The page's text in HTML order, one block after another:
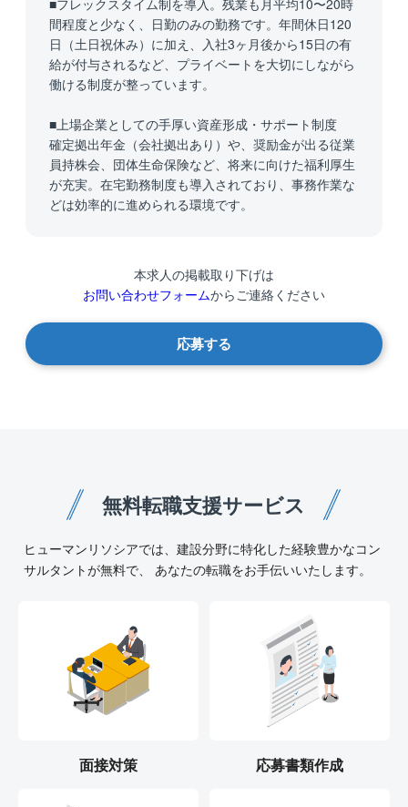
■フレックスタイム制を導入。残業も月平均10〜20時
間程度と少なく、日勤のみの勤務です。年間休日120
日（土日祝休み）に加え、入社3ヶ月後から15日の有
給が付与されるなど、プライベートを大切にしながら
働ける制度が整っています。
■上場企業としての手厚い資産形成・サポート制度
確定拠出年金（会社拠出あり）や、奨励金が出る従業
員持株会、団体生命保険など、将来に向けた福利厚生
が充実。在宅勤務制度も導入されており、事務作業な
どは効率的に進められる環境です。
本求人の掲載取り下げは
お問い合わせフォームからご連絡ください
応募する
無料転職支援サービス
ヒューマンリソシアでは、建設分野に特化した経験豊かなコン
サルタントが無料で、 あなたの転職をお手伝いいたします。
面接対策 応募書類作成